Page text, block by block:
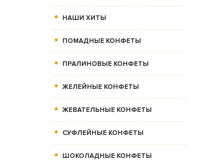
НАШИ ХИТЫ
ПОМАДНЫЕ КОНФЕТЫ
ПРАЛИНОВЫЕ КОНФЕТЫ
ЖЕЛЕЙНЫЕ КОНФЕТЫ
ЖЕВАТЕЛЬНЫЕ КОНФЕТЫ
СУФЛЕЙНЫЕ КОНФЕТЫ
ШОКОЛАДНЫЕ КОНФЕТЫ